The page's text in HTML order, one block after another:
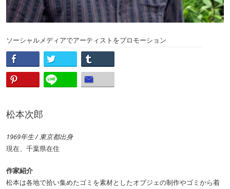
ソーシャルメディアでアーティストをプロモーション
松本次郎
1969年生 / 東京都出身
現在、千葉県在住
作家紹介
松本は各地で拾い集めたゴミを素材としたオブジェの制作やゴミから着